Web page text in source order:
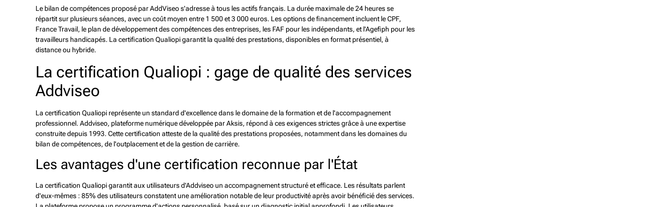
Le bilan de compétences proposé par AddViseo s'adresse à tous les actifs français. La durée maximale de 24 heures se
répartit sur plusieurs séances, avec un coût moyen entre 1 500 et 3 000 euros. Les options de financement incluent le CPF,
France Travail, le plan de développement des compétences des entreprises, les FAF pour les indépendants, et l'Agefiph pour les
travailleurs handicapés. La certification Qualiopi garantit la qualité des prestations, disponibles en format présentiel, à
distance ou hybride.
La certification Qualiopi : gage de qualité des services
Addviseo
La certification Qualiopi représente un standard d'excellence dans le domaine de la formation et de l'accompagnement
professionnel. Addviseo, plateforme numérique développée par Aksis, répond à ces exigences strictes grâce à une expertise
construite depuis 1993. Cette certification atteste de la qualité des prestations proposées, notamment dans les domaines du
bilan de compétences, de l'outplacement et de la gestion de carrière.
Les avantages d'une certification reconnue par l'État
La certification Qualiopi garantit aux utilisateurs d'Addviseo un accompagnement structuré et efficace. Les résultats parlent
d'eux-mêmes : 85% des utilisateurs constatent une amélioration notable de leur productivité après avoir bénéficié des services.